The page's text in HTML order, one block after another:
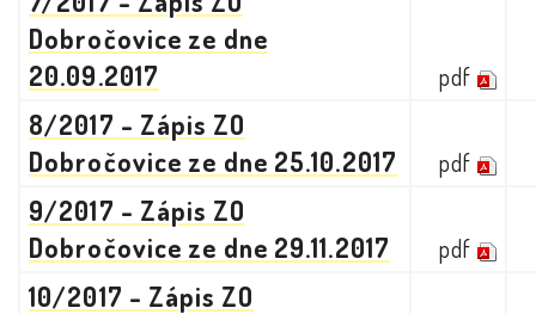
Dobročovice ze dne
20.09.2017
pdf
8/2017 - Zápis ZO
Dobročovice ze dne 25.10.2017
pdf
9/2017 - Zápis ZO
Dobročovice ze dne 29.11.2017
pdf
10/2017 - Zápis ZO